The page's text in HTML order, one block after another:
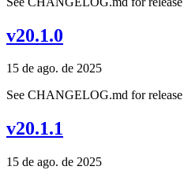
v20.1.0
15 de ago. de 2025
See CHANGELOG.md for release
v20.1.1
15 de ago. de 2025